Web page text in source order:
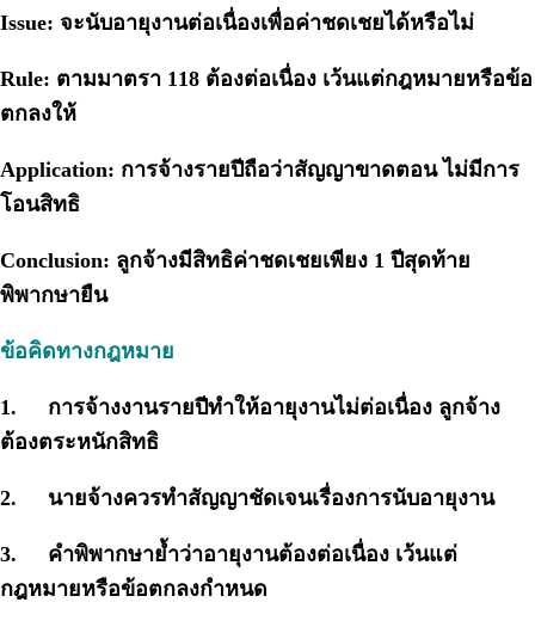
Issue: จะนับอายุงานต่อเนื่องเพื่อค่าชดเชยได้หรือไม่
Rule: ตามมาตรา 118 ต้องต่อเนื่อง เว้นแต่กฎหมายหรือข้อ
ตกลงให้
Application: การจ้างรายปีถือว่าสัญญาขาดตอน ไม่มีการ
โอนสิทธิ
Conclusion: ลูกจ้างมีสิทธิค่าชดเชยเพียง 1 ปีสุดท้าย
พิพากษายืน
ข้อคิดทางกฎหมาย
1.
การจ้างงานรายปีทำให้อายุงานไม่ต่อเนื่อง ลูกจ้าง
ต้องตระหนักสิทธิ
2. นายจ้างควรทำสัญญาชัดเจนเรื่องการนับอายุงาน
3.
คำพิพากษาย้ำว่าอายุงานต้องต่อเนื่อง เว้นแต่
กฎหมายหรือข้อตกลงกำหนด